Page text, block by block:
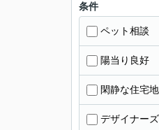
条件
ペット相談
陽当り良好
閑静な住宅地
デザイナーズ